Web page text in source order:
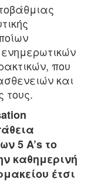
που
και
τους.
5 A’s το
καθημερινή
έτσι